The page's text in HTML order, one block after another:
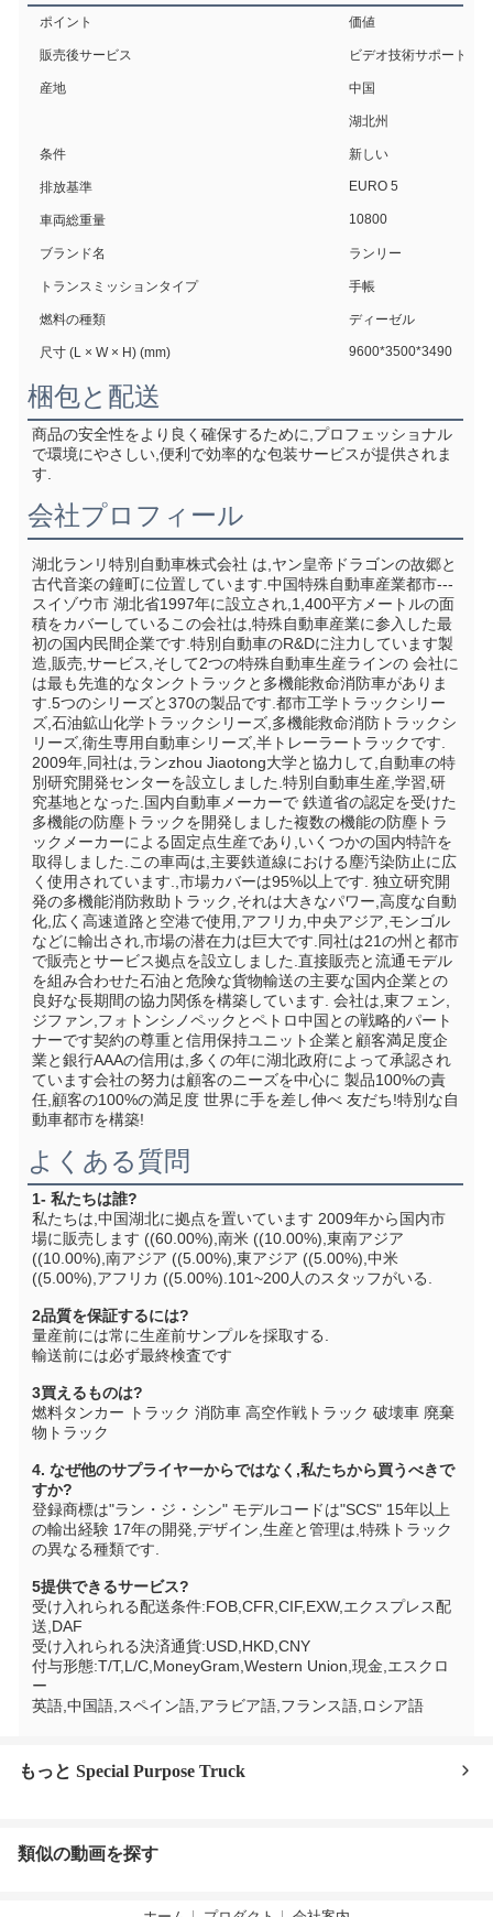
ポイント 価値
販売後サービス ビデオ技術サポート,オ
産地 中国
湖北州
条件 新しい
排放基準 EURO 5
車両総重量 10800
ブランド名 ランリー
トランスミッションタイプ 手帳
燃料の種類 ディーゼル
尺寸 (L × W × H) (mm) 9600*3500*3490
梱包と配送
商品の安全性をより良く確保するために,プロフェッショナル
で環境にやさしい,便利で効率的な包装サービスが提供されま
す.
会社プロフィール
湖北ランリ特別自動車株式会社 は,ヤン皇帝ドラゴンの故郷と
古代音楽の鐘町に位置しています.中国特殊自動車産業都市---
スイゾウ市 湖北省1997年に設立され,1,400平方メートルの面
積をカバーしているこの会社は,特殊自動車産業に参入した最
初の国内民間企業です.特別自動車のR&Dに注力しています製
造,販売,サービス,そして2つの特殊自動車生産ラインの 会社に
は最も先進的なタンクトラックと多機能救命消防車がありま
す.5つのシリーズと370の製品です.都市工学トラックシリー
ズ,石油鉱山化学トラックシリーズ,多機能救命消防トラックシ
リーズ,衛生専用自動車シリーズ,半トレーラートラックです.
2009年,同社は,ランzhou Jiaotong大学と協力して,自動車の特
別研究開発センターを設立しました.特別自動車生産,学習,研
究基地となった.国内自動車メーカーで 鉄道省の認定を受けた
多機能の防塵トラックを開発しました複数の機能の防塵トラ
ックメーカーによる固定点生産であり,いくつかの国内特許を
取得しました.この車両は,主要鉄道線における塵汚染防止に広
く使用されています.,市場カバーは95%以上です. 独立研究開
発の多機能消防救助トラック,それは大きなパワー,高度な自動
化,広く高速道路と空港で使用,アフリカ,中央アジア,モンゴル
などに輸出され,市場の潜在力は巨大です.同社は21の州と都市
で販売とサービス拠点を設立しました.直接販売と流通モデル
を組み合わせた石油と危険な貨物輸送の主要な国内企業との
良好な長期間の協力関係を構築しています. 会社は,東フェン,
ジファン,フォトンシノペックとペトロ中国との戦略的パート
ナーです契約の尊重と信用保持ユニット企業と顧客満足度企
業と銀行AAAの信用は,多くの年に湖北政府によって承認され
ています会社の努力は顧客のニーズを中心に 製品100%の責
任,顧客の100%の満足度 世界に手を差し伸べ 友だち!特別な自
動車都市を構築!
よくある質問
1- 私たちは誰?
私たちは,中国湖北に拠点を置いています 2009年から国内市
場に販売します ((60.00%),南米 ((10.00%),東南アジア
((10.00%),南アジア ((5.00%),東アジア ((5.00%),中米
((5.00%),アフリカ ((5.00%).101~200人のスタッフがいる.
2品質を保証するには?
量産前には常に生産前サンプルを採取する.
輸送前には必ず最終検査です
3買えるものは?
燃料タンカー トラック 消防車 高空作戦トラック 破壊車 廃棄
物トラック
4. なぜ他のサプライヤーからではなく,私たちから買うべきで
すか?
登録商標は"ラン・ジ・シン" モデルコードは"SCS" 15年以上
の輸出経験 17年の開発,デザイン,生産と管理は,特殊トラック
の異なる種類です.
5提供できるサービス?
受け入れられる配送条件:FOB,CFR,CIF,EXW,エクスプレス配
送,DAF
受け入れられる決済通貨:USD,HKD,CNY
付与形態:T/T,L/C,MoneyGram,Western Union,現金,エスクロ
ー
英語,中国語,スペイン語,アラビア語,フランス語,ロシア語
もっと Special Purpose Truck
類似の動画を探す